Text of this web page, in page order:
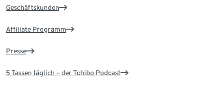
Geschäftskunden
Affiliate Programm
Presse
5 Tassen täglich – der Tchibo Podcast